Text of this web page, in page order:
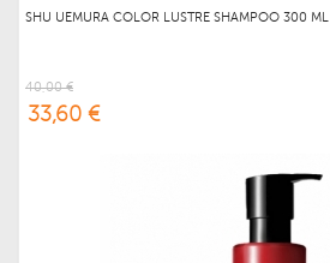
SHU UEMURA COLOR LUSTRE SHAMPOO 300 ML
40,00 €
33,60 €